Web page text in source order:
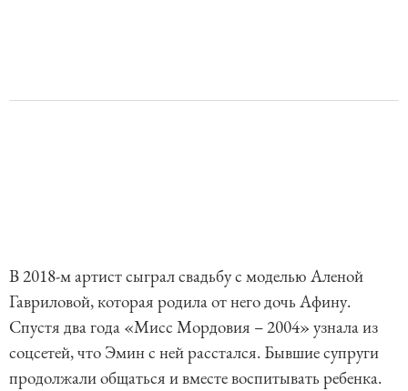
В 2018-м артист сыграл свадьбу с моделью Аленой
Гавриловой, которая родила от него дочь Афину.
Спустя два года «Мисс Мордовия – 2004» узнала из
соцсетей, что Эмин с ней расстался. Бывшие супруги
продолжали общаться и вместе воспитывать ребенка.